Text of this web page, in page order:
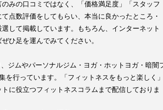
みの口コミではなく、「価格満足度」「スタッフ
点数評価をしてもらい、本当に良かったところ・
して掲載しています。もちろん、インターネット
ひ足を運んでみてください。
ジムやパーソナルジム・ヨガ・ホットヨガ・暗闇
を行っています。「フィットネスをもっと楽しく
に役立つフィットネスコラムまで配信しておりま